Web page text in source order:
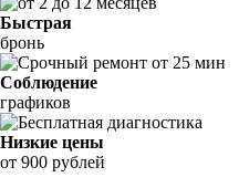
Быстрая
бронь
Соблюдение
графиков
Низкие цены
от 900 рублей